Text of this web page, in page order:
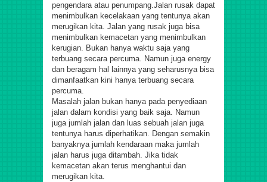
pengendara atau penumpang.Jalan rusak dapat
menimbulkan kecelakaan yang tentunya akan
merugikan kita. Jalan yang rusak juga bisa
menimbulkan kemacetan yang menimbulkan
kerugian. Bukan hanya waktu saja yang
terbuang secara percuma. Namun juga energy
dan beragam hal lainnya yang seharusnya bisa
dimanfaatkan kini hanya terbuang secara
percuma.
Masalah jalan bukan hanya pada penyediaan
jalan dalam kondisi yang baik saja. Namun
juga jumlah jalan dan luas sebuah jalan juga
tentunya harus diperhatikan. Dengan semakin
banyaknya jumlah kendaraan maka jumlah
jalan harus juga ditambah. Jika tidak
kemacetan akan terus menghantui dan
merugikan kita.